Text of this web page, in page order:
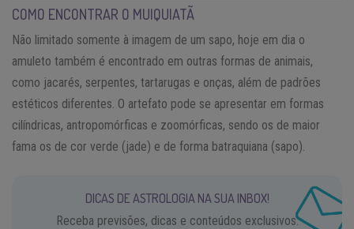
COMO ENCONTRAR O MUIQUIATÃ
Não limitado somente à imagem de um sapo, hoje em dia o
amuleto também é encontrado em outras formas de animais,
como jacarés, serpentes, tartarugas e onças, além de padrões
estéticos diferentes. O artefato pode se apresentar em formas
cilíndricas, antropomórficas e zoomórficas, sendo os de maior
fama os de cor verde (jade) e de forma batraquiana (sapo).
DICAS DE ASTROLOGIA NA SUA INBOX!
Receba previsões, dicas e conteúdos exclusivos.